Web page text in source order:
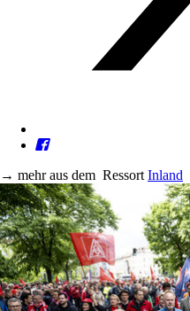
→ mehr aus dem Ressort Inland